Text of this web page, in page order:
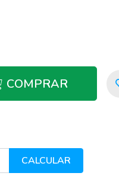
COMPRAR
CALCULAR